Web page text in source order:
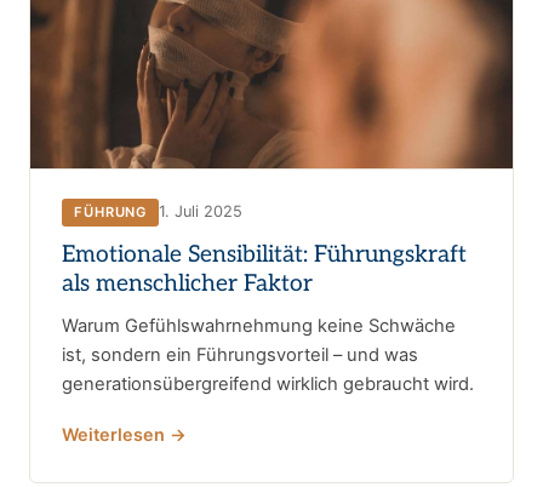
FÜHRUNG 1. Juli 2025
Emotionale Sensibilität: Führungskraft
als menschlicher Faktor
Warum Gefühlswahrnehmung keine Schwäche
ist, sondern ein Führungsvorteil – und was
generationsübergreifend wirklich gebraucht wird.
Weiterlesen →